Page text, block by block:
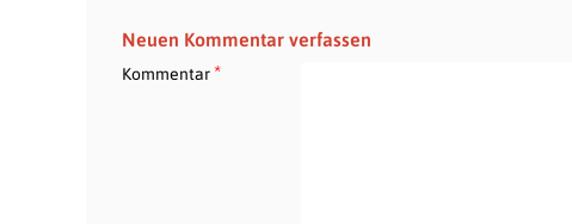
Neuen Kommentar verfassen
Kommentar*